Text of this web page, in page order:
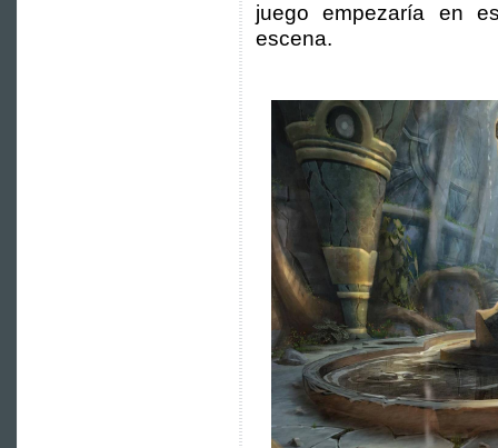
juego empezaría en
escena.